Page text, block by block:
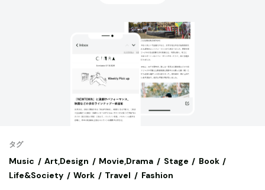
タグ
Music Art,Design Movie,Drama Stage
Book
Life&Society
Work Travel Fashion